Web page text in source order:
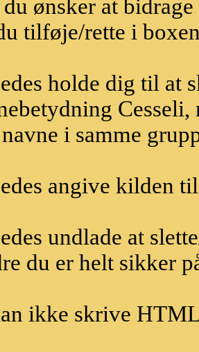
ønsker at
tilføje/rette i
holde dig til at
i samme
angive kilden
undlade at
du er helt sikker
ikke skrive